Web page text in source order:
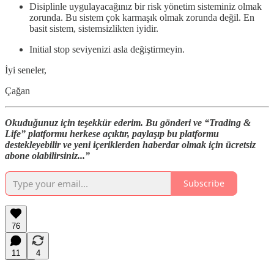
Disiplinle uygulayacağınız bir risk yönetim sisteminiz olmak
zorunda. Bu sistem çok karmaşık olmak zorunda değil. En
basit sistem, sistemsizlikten iyidir.
Initial stop seviyenizi asla değiştirmeyin.
İyi seneler,
Çağan
Okuduğunuz için teşekkür ederim. Bu gönderi ve “Trading &
Life” platformu herkese açıktır, paylaşıp bu platformu
destekleyebilir ve yeni içeriklerden haberdar olmak için ücretsiz
abone olabilirsiniz...”
Subscribe
76
11
4